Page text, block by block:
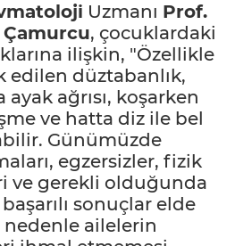
Uzmanı Prof.
Çamurcu, çocuklardaki
ilişkin, "Özellikle
edilen düztabanlık,
ağrısı, koşarken
ve hatta diz ile bel
Günümüzde
egzersizler, fizik
ve gerekli olduğunda
sonuçlar elde
ailelerin